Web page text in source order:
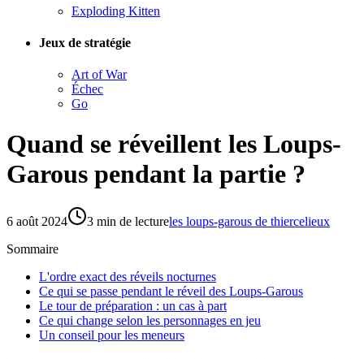
Exploding Kitten
Jeux de stratégie
Art of War
Échec
Go
Quand se réveillent les Loups-
Garous pendant la partie ?
6 août 2024 3 min de lectureles loups-garous de thiercelieux
Sommaire
L'ordre exact des réveils nocturnes
Ce qui se passe pendant le réveil des Loups-Garous
Le tour de préparation : un cas à part
Ce qui change selon les personnages en jeu
Un conseil pour les meneurs